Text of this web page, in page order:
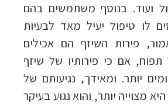
ועוד. בנוסף משתמשים בהם
לו טיפול יעיל מאד לבעיות
פירות השיזף הם אכילים
אם כי פירותיו של שיזף
יותר. ומאידך, נגיעותם של
מצוייה יותר, והוא נגוע בעיקר